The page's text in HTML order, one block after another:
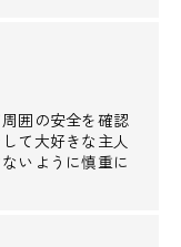
囲の安全を確認
て大好きな主人
いように慎重に